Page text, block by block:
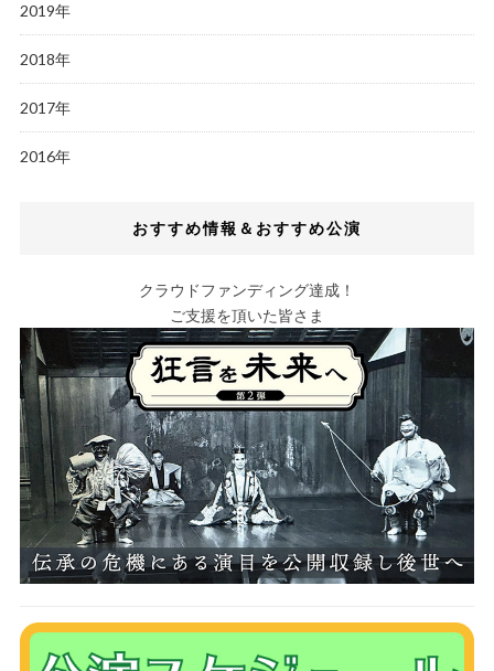
2019年
2018年
2017年
2016年
おすすめ情報＆おすすめ公演
クラウドファンディング達成！
ご支援を頂いた皆さま